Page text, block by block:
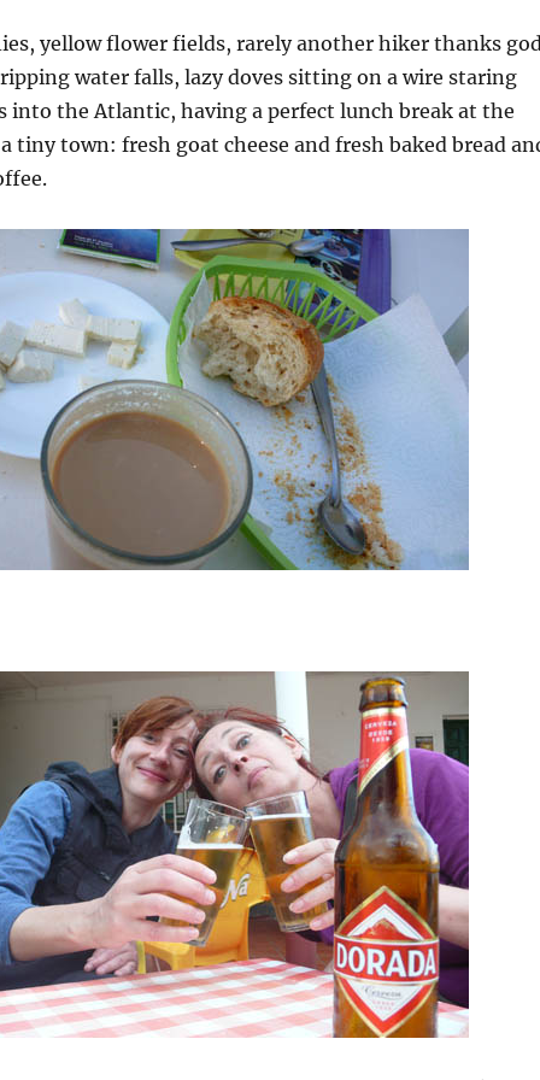
yellow flower fields, rarely another hiker thanks
water falls, lazy doves sitting on a wire staring
into the Atlantic, having a perfect lunch break at the
tiny town: fresh goat cheese and fresh baked bread